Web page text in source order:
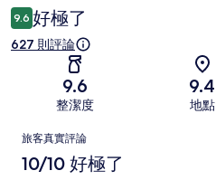
9.6 好極了
627 則評論
9.6
整潔度
9.4
地點
評
論
旅客真實評論
10/10 好極了